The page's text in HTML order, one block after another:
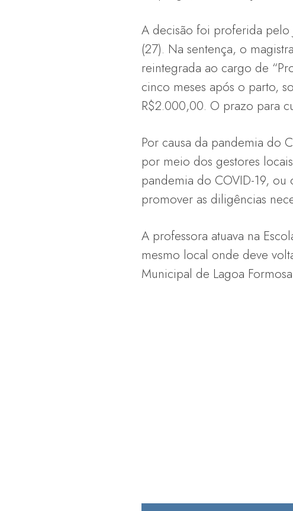
A decisão foi proferida pelo
(27). Na sentença, o
reintegrada ao cargo de
cinco meses após o parto,
R$2.000,00. O prazo para
Por causa da pandemia do
por meio dos gestores
pandemia do COVID-19,
promover as diligências
A professora atuava na
mesmo local onde deve
Municipal de Lagoa